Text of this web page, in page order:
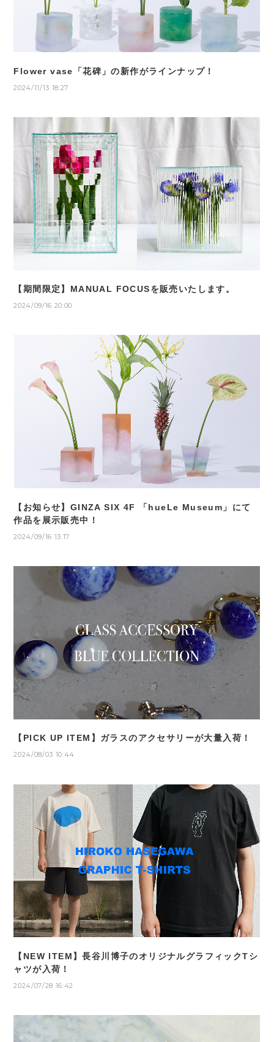
Flower vase「花碑」の新作がラインナップ！
2024/11/13 18:27
【期間限定】MANUAL FOCUSを販売いたします。
2024/09/16 20:00
【お知らせ】GINZA SIX 4F 「hueLe Museum」にて
作品を展示販売中！
2024/09/16 13:17
【PICK UP ITEM】ガラスのアクセサリーが大量入荷！
2024/08/03 10:44
【NEW ITEM】長谷川博子のオリジナルグラフィックTシ
ャツが入荷！
2024/07/28 16:42